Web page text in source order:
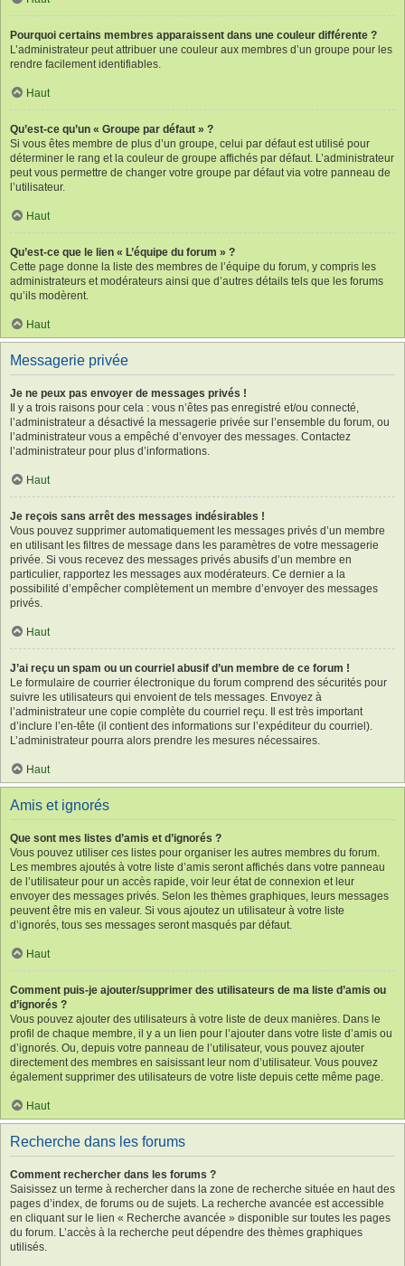
Pourquoi certains membres apparaissent dans une couleur différente ?
L’administrateur peut attribuer une couleur aux membres d’un groupe pour les
rendre facilement identifiables.
Haut
Qu’est-ce qu’un « Groupe par défaut » ?
Si vous êtes membre de plus d’un groupe, celui par défaut est utilisé pour
déterminer le rang et la couleur de groupe affichés par défaut. L’administrateur
peut vous permettre de changer votre groupe par défaut via votre panneau de
l’utilisateur.
Haut
Qu’est-ce que le lien « L’équipe du forum » ?
Cette page donne la liste des membres de l’équipe du forum, y compris les
administrateurs et modérateurs ainsi que d’autres détails tels que les forums
qu’ils modèrent.
Haut
Messagerie privée
Je ne peux pas envoyer de messages privés !
Il y a trois raisons pour cela : vous n’êtes pas enregistré et/ou connecté,
l’administrateur a désactivé la messagerie privée sur l’ensemble du forum, ou
l’administrateur vous a empêché d’envoyer des messages. Contactez
l’administrateur pour plus d’informations.
Haut
Je reçois sans arrêt des messages indésirables !
Vous pouvez supprimer automatiquement les messages privés d’un membre
en utilisant les filtres de message dans les paramètres de votre messagerie
privée. Si vous recevez des messages privés abusifs d’un membre en
particulier, rapportez les messages aux modérateurs. Ce dernier a la
possibilité d’empêcher complètement un membre d’envoyer des messages
privés.
Haut
J’ai reçu un spam ou un courriel abusif d’un membre de ce forum !
Le formulaire de courrier électronique du forum comprend des sécurités pour
suivre les utilisateurs qui envoient de tels messages. Envoyez à
l’administrateur une copie complète du courriel reçu. Il est très important
d’inclure l’en-tête (il contient des informations sur l’expéditeur du courriel).
L’administrateur pourra alors prendre les mesures nécessaires.
Haut
Amis et ignorés
Que sont mes listes d’amis et d’ignorés ?
Vous pouvez utiliser ces listes pour organiser les autres membres du forum.
Les membres ajoutés à votre liste d’amis seront affichés dans votre panneau
de l’utilisateur pour un accès rapide, voir leur état de connexion et leur
envoyer des messages privés. Selon les thèmes graphiques, leurs messages
peuvent être mis en valeur. Si vous ajoutez un utilisateur à votre liste
d’ignorés, tous ses messages seront masqués par défaut.
Haut
Comment puis-je ajouter/supprimer des utilisateurs de ma liste d’amis ou
d’ignorés ?
Vous pouvez ajouter des utilisateurs à votre liste de deux manières. Dans le
profil de chaque membre, il y a un lien pour l’ajouter dans votre liste d’amis ou
d’ignorés. Ou, depuis votre panneau de l’utilisateur, vous pouvez ajouter
directement des membres en saisissant leur nom d’utilisateur. Vous pouvez
également supprimer des utilisateurs de votre liste depuis cette même page.
Haut
Recherche dans les forums
Comment rechercher dans les forums ?
Saisissez un terme à rechercher dans la zone de recherche située en haut des
pages d’index, de forums ou de sujets. La recherche avancée est accessible
en cliquant sur le lien « Recherche avancée » disponible sur toutes les pages
du forum. L’accès à la recherche peut dépendre des thèmes graphiques
utilisés.